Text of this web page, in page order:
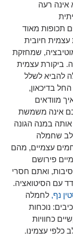
אינה רעה
תכופות מאוד
עצמית חיובית
שמחזקת
ביקורת עצמית
להביא לשלל
החל בדיכאון,
מוודאים
אינה משמשת
במנה הגונה
לב שחמלה
עצמיים, מהם
פירושם
ואתם חסרי
עם הסיטואציה.
נף, לחמלה
נוכחות
כחוויות
כלפי עצמינו.